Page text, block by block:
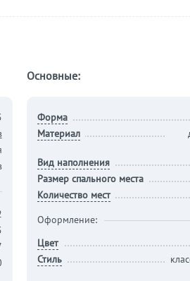
Основные:
Форма
Материал
Вид наполнения
Размер спального места
Количество мест
Оформление:
Цвет
Стиль